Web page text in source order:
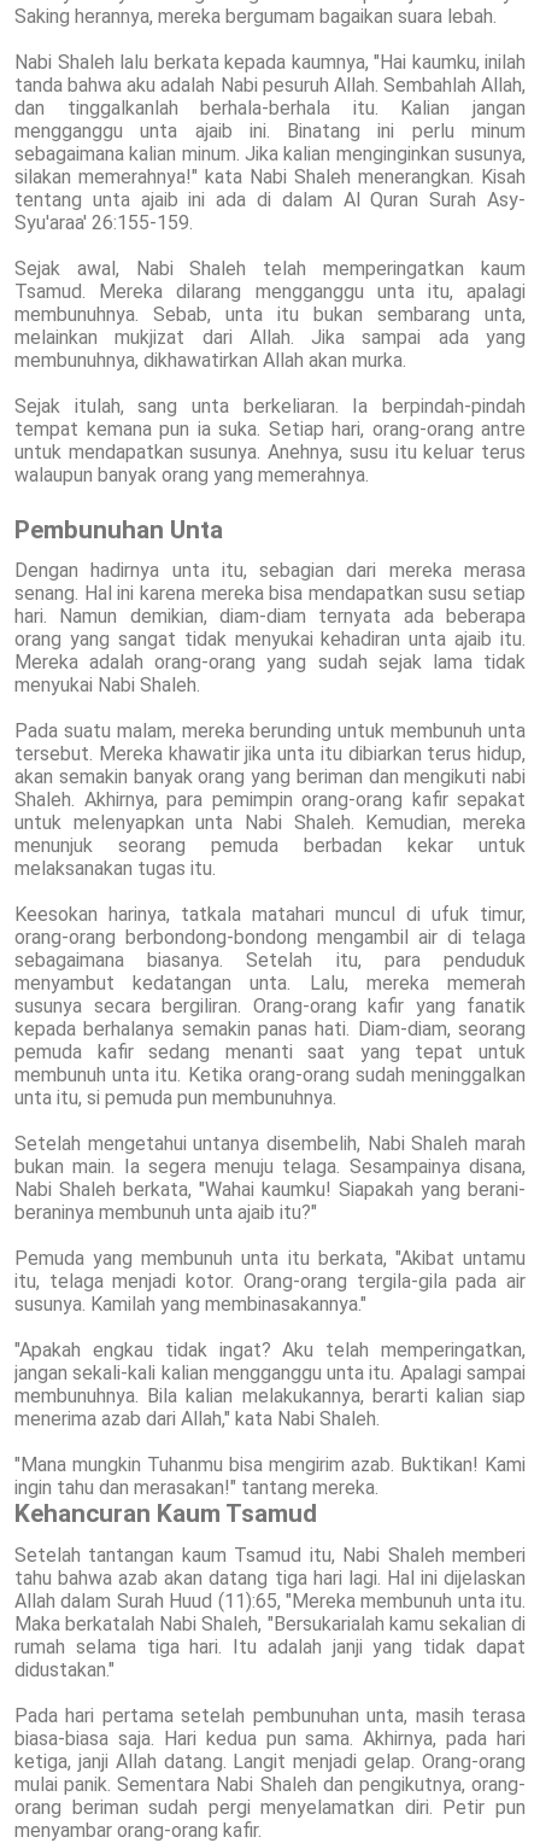
Saking herannya, mereka bergumam bagaikan suara lebah.
Nabi Shaleh lalu berkata kepada kaumnya, "Hai kaumku, inilah
tanda bahwa aku adalah Nabi pesuruh Allah. Sembahlah Allah,
dan tinggalkanlah berhala-berhala itu. Kalian jangan
mengganggu unta ajaib ini. Binatang ini perlu minum
sebagaimana kalian minum. Jika kalian menginginkan susunya,
silakan memerahnya!" kata Nabi Shaleh menerangkan. Kisah
tentang unta ajaib ini ada di dalam Al Quran Surah Asy-
Syu'araa' 26:155-159.
Sejak awal, Nabi Shaleh telah memperingatkan kaum
Tsamud. Mereka dilarang mengganggu unta itu, apalagi
membunuhnya. Sebab, unta itu bukan sembarang unta,
melainkan mukjizat dari Allah. Jika sampai ada yang
membunuhnya, dikhawatirkan Allah akan murka.
Sejak itulah, sang unta berkeliaran. Ia berpindah-pindah
tempat kemana pun ia suka. Setiap hari, orang-orang antre
untuk mendapatkan susunya. Anehnya, susu itu keluar terus
walaupun banyak orang yang memerahnya.
Pembunuhan Unta
Dengan hadirnya unta itu, sebagian dari mereka merasa
senang. Hal ini karena mereka bisa mendapatkan susu setiap
hari. Namun demikian, diam-diam ternyata ada beberapa
orang yang sangat tidak menyukai kehadiran unta ajaib itu.
Mereka adalah orang-orang yang sudah sejak lama tidak
menyukai Nabi Shaleh.
Pada suatu malam, mereka berunding untuk membunuh unta
tersebut. Mereka khawatir jika unta itu dibiarkan terus hidup,
akan semakin banyak orang yang beriman dan mengikuti nabi
Shaleh. Akhirnya, para pemimpin orang-orang kafir sepakat
untuk melenyapkan unta Nabi Shaleh. Kemudian, mereka
menunjuk seorang pemuda berbadan kekar untuk
melaksanakan tugas itu.
Keesokan harinya, tatkala matahari muncul di ufuk timur,
orang-orang berbondong-bondong mengambil air di telaga
sebagaimana biasanya. Setelah itu, para penduduk
menyambut kedatangan unta. Lalu, mereka memerah
susunya secara bergiliran. Orang-orang kafir yang fanatik
kepada berhalanya semakin panas hati. Diam-diam, seorang
pemuda kafir sedang menanti saat yang tepat untuk
membunuh unta itu. Ketika orang-orang sudah meninggalkan
unta itu, si pemuda pun membunuhnya.
Setelah mengetahui untanya disembelih, Nabi Shaleh marah
bukan main. Ia segera menuju telaga. Sesampainya disana,
Nabi Shaleh berkata, "Wahai kaumku! Siapakah yang berani-
beraninya membunuh unta ajaib itu?"
Pemuda yang membunuh unta itu berkata, "Akibat untamu
itu, telaga menjadi kotor. Orang-orang tergila-gila pada air
susunya. Kamilah yang membinasakannya."
"Apakah engkau tidak ingat? Aku telah memperingatkan,
jangan sekali-kali kalian mengganggu unta itu. Apalagi sampai
membunuhnya. Bila kalian melakukannya, berarti kalian siap
menerima azab dari Allah," kata Nabi Shaleh.
"Mana mungkin Tuhanmu bisa mengirim azab. Buktikan! Kami
ingin tahu dan merasakan!" tantang mereka.
Kehancuran Kaum Tsamud
Setelah tantangan kaum Tsamud itu, Nabi Shaleh memberi
tahu bahwa azab akan datang tiga hari lagi. Hal ini dijelaskan
Allah dalam Surah Huud (11):65, "Mereka membunuh unta itu.
Maka berkatalah Nabi Shaleh, "Bersukarialah kamu sekalian di
rumah selama tiga hari. Itu adalah janji yang tidak dapat
didustakan."
Pada hari pertama setelah pembunuhan unta, masih terasa
biasa-biasa saja. Hari kedua pun sama. Akhirnya, pada hari
ketiga, janji Allah datang. Langit menjadi gelap. Orang-orang
mulai panik. Sementara Nabi Shaleh dan pengikutnya, orang-
orang beriman sudah pergi menyelamatkan diri. Petir pun
menyambar orang-orang kafir.